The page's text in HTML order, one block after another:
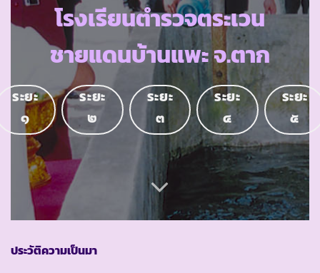
โรงเรียนตำรวจตระเวน
ชายแดนบ้านแพะ จ.ตาก
ระยะ
๑
ระยะ
๒
ระยะ
๓
ระยะ
๔
ระยะ
๕
ประวัติความเป็นมา